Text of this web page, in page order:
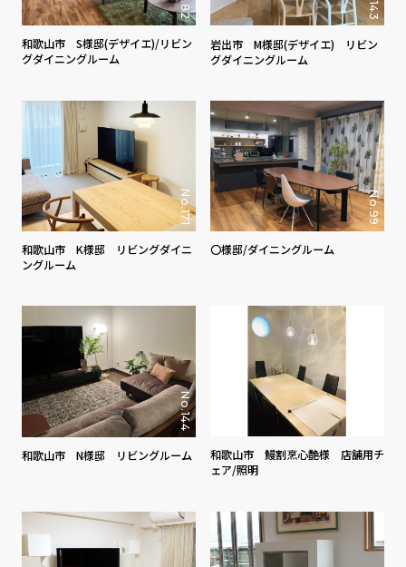
和歌山市 S様邸(デザイエ)/リビン
グダイニングルーム
岩出市 M様邸(デザイエ) リビン
グダイニングルーム
No.171
和歌山市 K様邸 リビングダイニ
ングルーム
No.99
〇様邸/ダイニングルーム
No.144
和歌山市 N様邸 リビングルーム
和歌山市 鰻割烹心艶様 店舗用チ
ェア/照明